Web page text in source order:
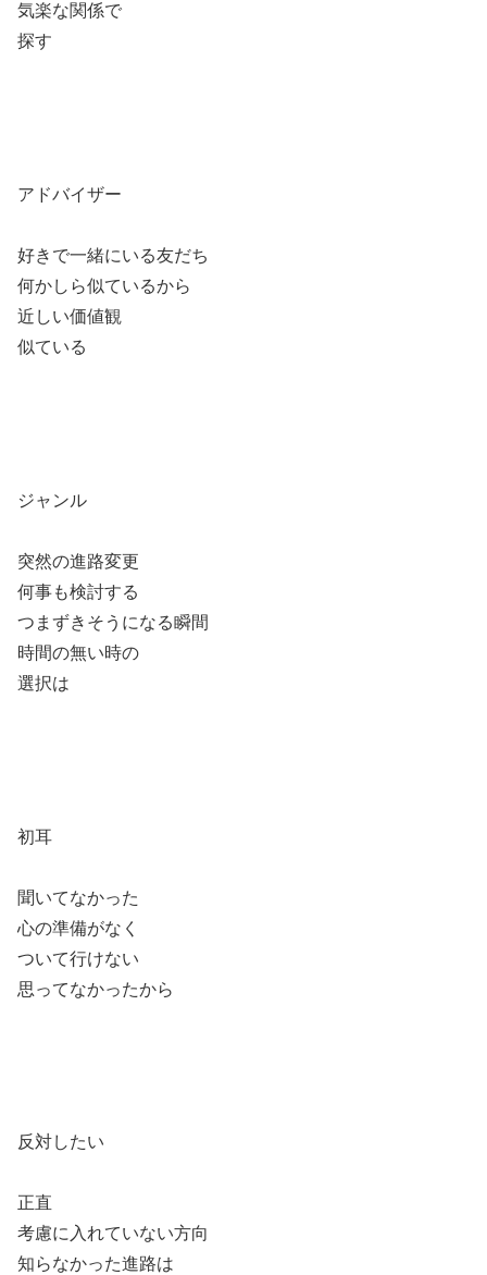
気楽な関係で
探す
アドバイザー
好きで一緒にいる友だち
何かしら似ているから
近しい価値観
似ている
ジャンル
突然の進路変更
何事も検討する
つまずきそうになる瞬間
時間の無い時の
選択は
初耳
聞いてなかった
心の準備がなく
ついて行けない
思ってなかったから
反対したい
正直
考慮に入れていない方向
知らなかった進路は